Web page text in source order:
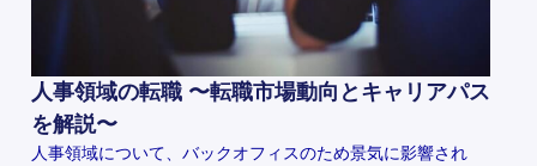
人事領域の転職 〜転職市場動向とキャリアパス
を解説〜
人事領域について、バックオフィスのため景気に影響され